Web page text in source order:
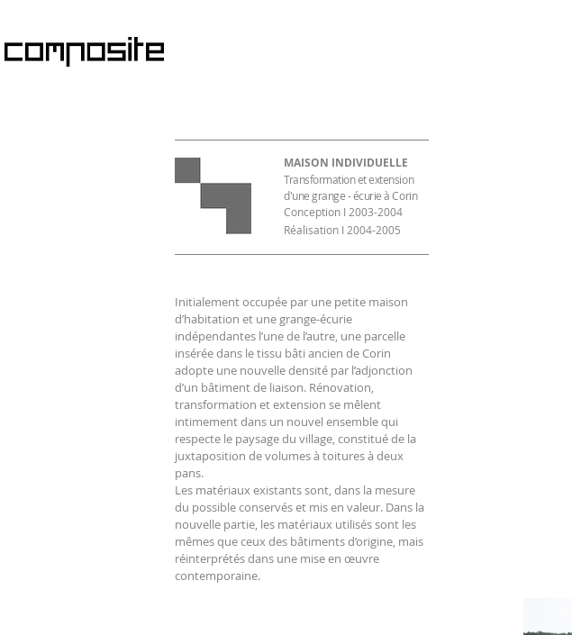
MAISON INDIVIDUELLE
Transformation et extension
d'une grange - écurie à Corin
Conception I 2003-2004
Réalisation I 2004-2005
Initialement occupée par une petite maison
d’habitation et une grange-écurie
indépendantes l’une de l’autre, une parcelle
insérée dans le tissu bâti ancien de Corin
adopte une nouvelle densité par l’adjonction
d’un bâtiment de liaison. Rénovation,
transformation et extension se mêlent
intimement dans un nouvel ensemble qui
respecte le paysage du village, constitué de la
juxtaposition de volumes à toitures à deux
pans.
Les matériaux existants sont, dans la mesure
du possible conservés et mis en valeur. Dans la
nouvelle partie, les matériaux utilisés sont les
mêmes que ceux des bâtiments d’origine, mais
réinterprétés dans une mise en œuvre
contemporaine.